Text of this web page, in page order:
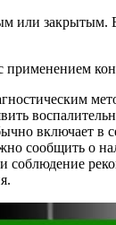
или
включает в
сообщить о
соблюдение